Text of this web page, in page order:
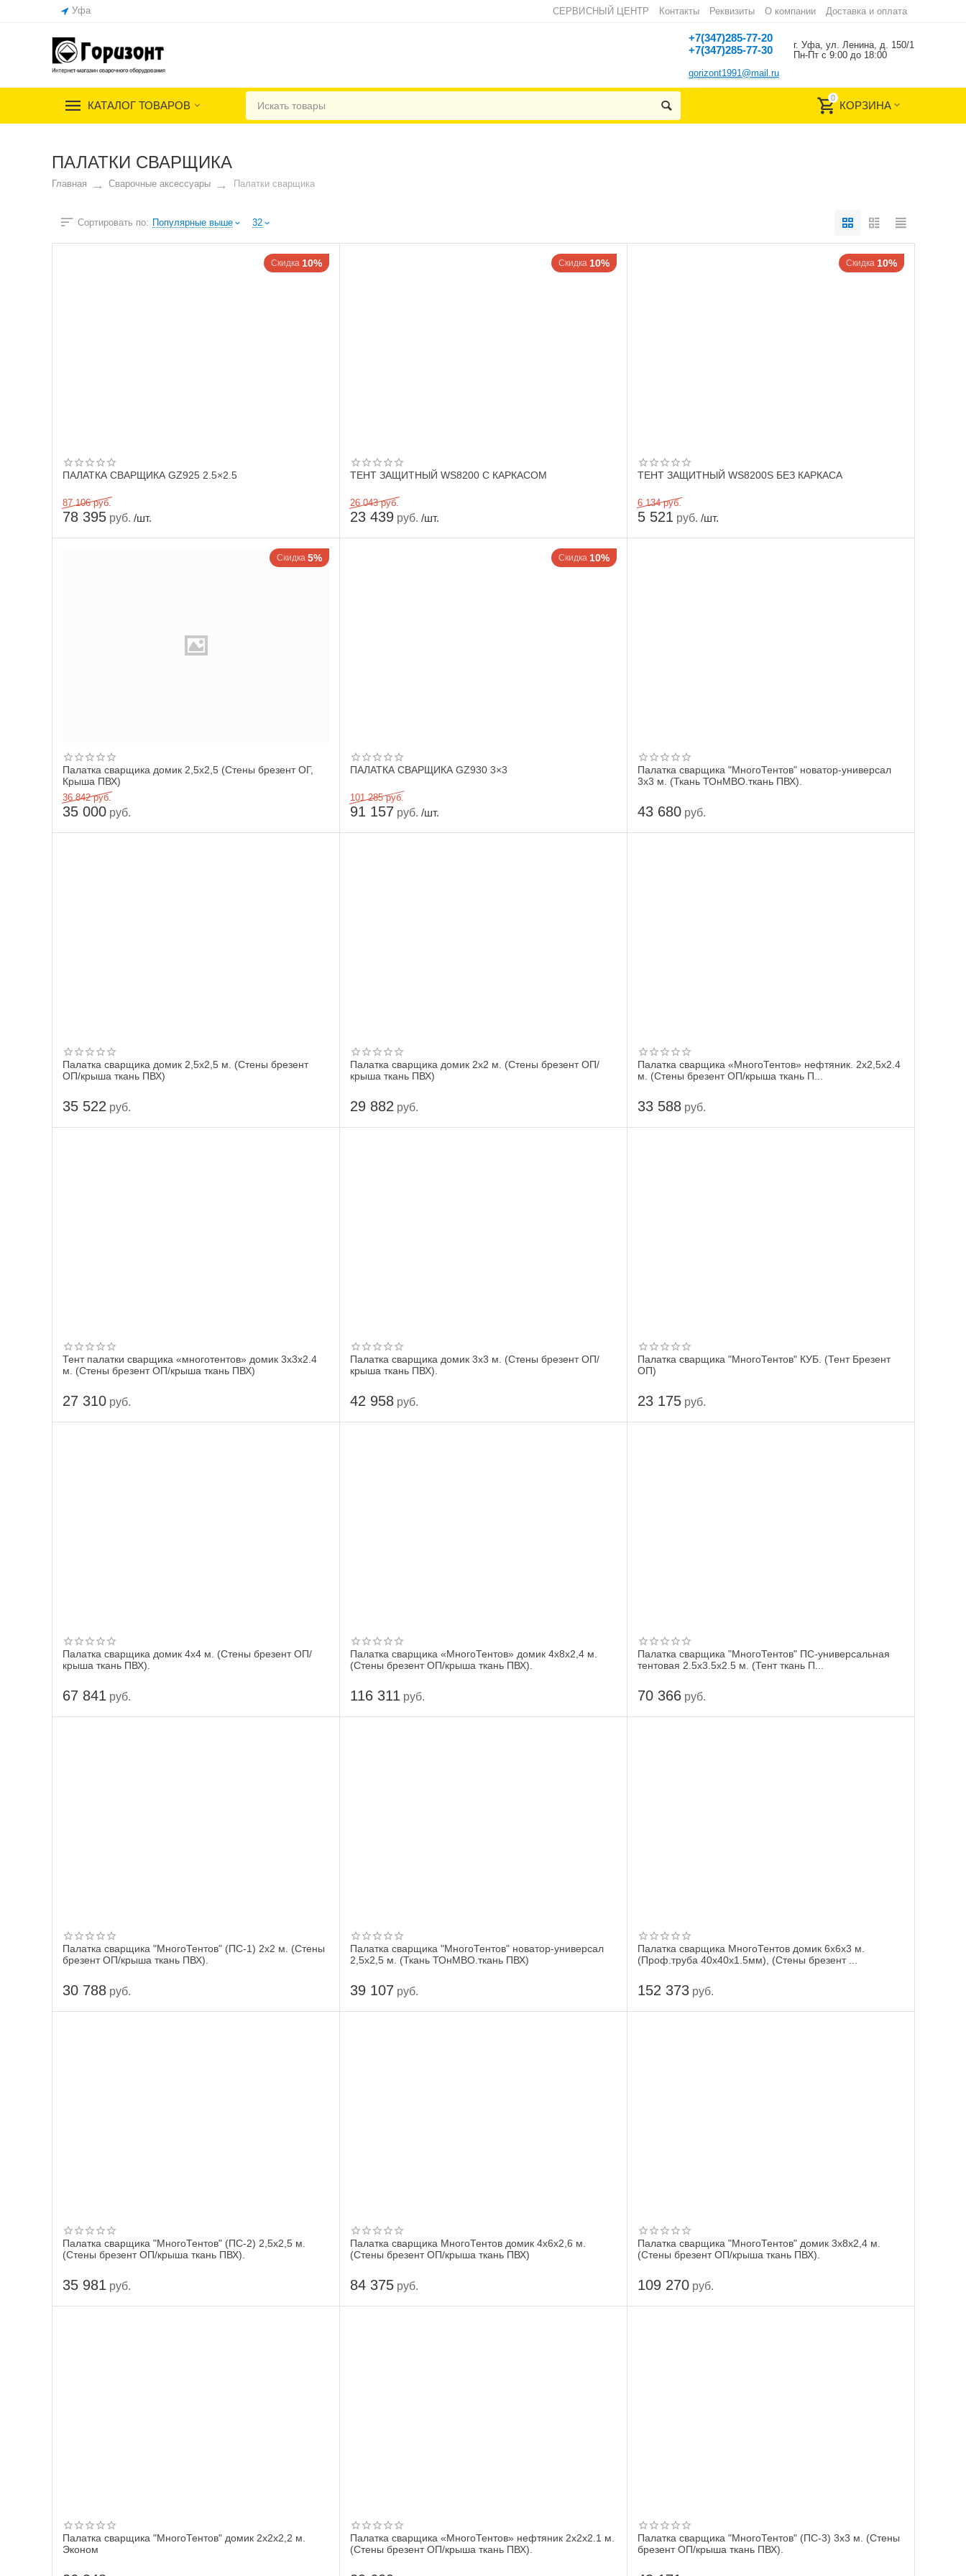
Уфа СЕРВИСНЫЙ ЦЕНТР Контакты Реквизиты О компании Доставка и оплата
+7(347)285-77-20
+7(347)285-77-30
gorizont1991@mail.ru
г. Уфа, ул. Ленина, д. 150/1
Пн-Пт с 9:00 до 18:00
КАТАЛОГ ТОВАРОВ
0
КОРЗИНА
ПАЛАТКИ СВАРЩИКА
Главная Сварочные аксессуары Палатки сварщика
Сортировать по: Популярные выше 32
Скидка 10%
ПАЛАТКА СВАРЩИКА GZ925 2.5×2.5
87 106 руб.
78 395 руб. /шт.
Скидка 10%
ТЕНТ ЗАЩИТНЫЙ WS8200 С КАРКАСОМ
26 043 руб.
23 439 руб. /шт.
Скидка 10%
ТЕНТ ЗАЩИТНЫЙ WS8200S БЕЗ КАРКАСА
6 134 руб.
5 521 руб. /шт.
Скидка 5%
Палатка сварщика домик 2,5х2,5 (Стены брезент ОГ,
Крыша ПВХ)
36 842 руб.
35 000 руб.
Скидка 10%
ПАЛАТКА СВАРЩИКА GZ930 3×3
101 285 руб.
91 157 руб. /шт.
Палатка сварщика "МногоТентов" новатор-универсал
3х3 м. (Ткань ТОнМВО.ткань ПВХ).
43 680 руб.
Палатка сварщика домик 2,5х2,5 м. (Стены брезент
ОП/крыша ткань ПВХ)
35 522 руб.
Палатка сварщика домик 2х2 м. (Стены брезент ОП/
крыша ткань ПВХ)
29 882 руб.
Палатка сварщика «МногоТентов» нефтяник. 2x2,5x2.4
м. (Стены брезент ОП/крыша ткань П...
33 588 руб.
Тент палатки сварщика «многотентов» домик 3х3x2.4
м. (Стены брезент ОП/крыша ткань ПВХ)
27 310 руб.
Палатка сварщика домик 3х3 м. (Стены брезент ОП/
крыша ткань ПВХ).
42 958 руб.
Палатка сварщика "МногоТентов" КУБ. (Тент Брезент
ОП)
23 175 руб.
Палатка сварщика домик 4х4 м. (Стены брезент ОП/
крыша ткань ПВХ).
67 841 руб.
Палатка сварщика «МногоТентов» домик 4х8х2,4 м.
(Стены брезент ОП/крыша ткань ПВХ).
116 311 руб.
Палатка сварщика "МногоТентов" ПС-универсальная
тентовая 2.5х3.5х2.5 м. (Тент ткань П...
70 366 руб.
Палатка сварщика "МногоТентов" (ПС-1) 2x2 м. (Стены
брезент ОП/крыша ткань ПВХ).
30 788 руб.
Палатка сварщика "МногоТентов" новатор-универсал
2,5х2,5 м. (Ткань ТОнМВО.ткань ПВХ)
39 107 руб.
Палатка сварщика МногоТентов домик 6х6х3 м.
(Проф.труба 40х40х1.5мм), (Стены брезент ...
152 373 руб.
Палатка сварщика "МногоТентов" (ПС-2) 2,5x2,5 м.
(Стены брезент ОП/крыша ткань ПВХ).
35 981 руб.
Палатка сварщика МногоТентов домик 4х6х2,6 м.
(Стены брезент ОП/крыша ткань ПВХ)
84 375 руб.
Палатка сварщика "МногоТентов" домик 3х8х2,4 м.
(Стены брезент ОП/крыша ткань ПВХ).
109 270 руб.
Палатка сварщика "МногоТентов" домик 2х2х2,2 м.
Эконом
Палатка сварщика «МногоТентов» нефтяник 2x2x2.1 м.
(Стены брезент ОП/крыша ткань ПВХ).
Палатка сварщика "МногоТентов" (ПС-3) 3x3 м. (Стены
брезент ОП/крыша ткань ПВХ).